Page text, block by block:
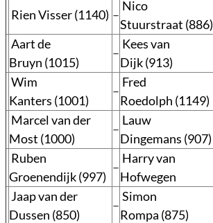
Rien Visser (1140) –
Nico
Stuurstraat (886)
Aart de
Bruyn (1015)
–
Kees van
Dijk (913)
Wim
Kanters (1001)
–
Fred
Roedolph (1149)
Marcel van der
Most (1000)
–
Lauw
Dingemans (907)
Ruben
Groenendijk (997)
–
Harry van
Hofwegen
Jaap van der
Dussen (850)
–
Simon
Rompa (875)